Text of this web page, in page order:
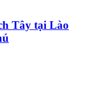
Tây tại Lào